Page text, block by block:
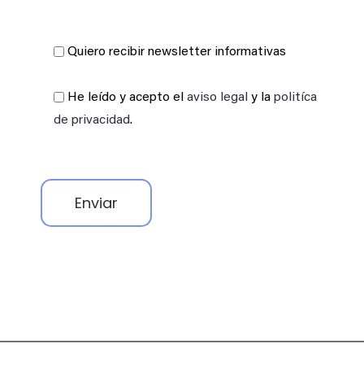
Quiero recibir newsletter informativas
He leído y acepto el aviso legal y la politíca
de privacidad.